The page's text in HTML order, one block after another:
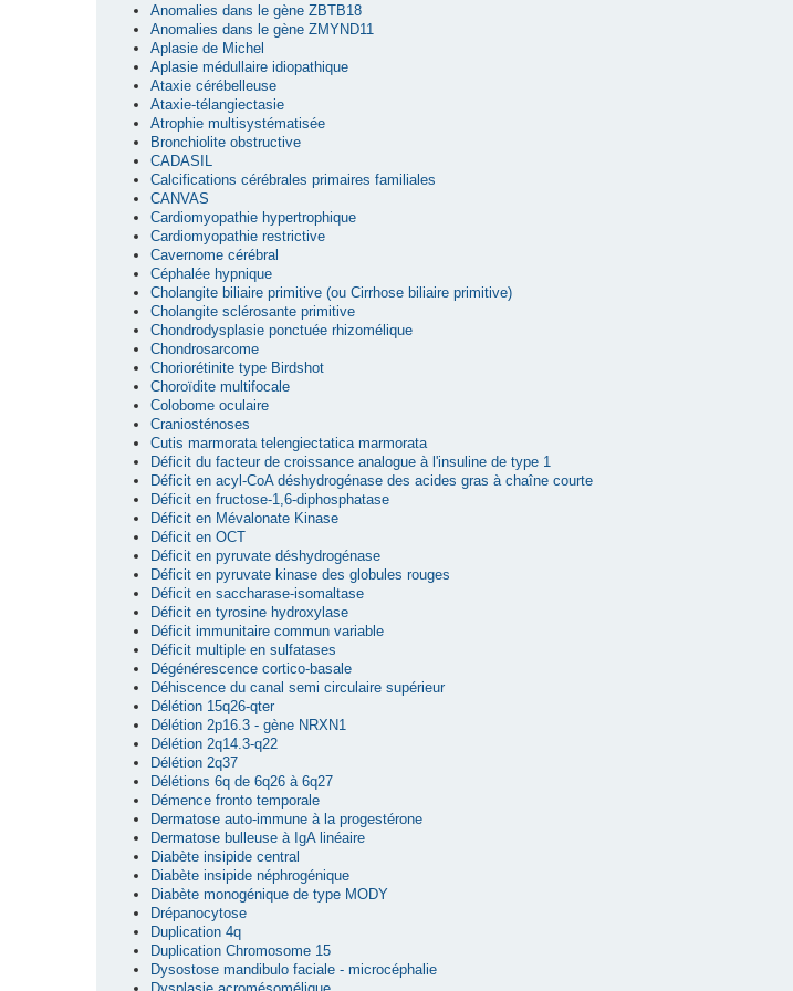
Anomalies dans le gène ZBTB18
Anomalies dans le gène ZMYND11
Aplasie de Michel
Aplasie médullaire idiopathique
Ataxie cérébelleuse
Ataxie-télangiectasie
Atrophie multisystématisée
Bronchiolite obstructive
CADASIL
Calcifications cérébrales primaires familiales
CANVAS
Cardiomyopathie hypertrophique
Cardiomyopathie restrictive
Cavernome cérébral
Céphalée hypnique
Cholangite biliaire primitive (ou Cirrhose biliaire primitive)
Cholangite sclérosante primitive
Chondrodysplasie ponctuée rhizomélique
Chondrosarcome
Choriorétinite type Birdshot
Choroïdite multifocale
Colobome oculaire
Craniosténoses
Cutis marmorata telengiectatica marmorata
Déficit du facteur de croissance analogue à l'insuline de type 1
Déficit en acyl-CoA déshydrogénase des acides gras à chaîne courte
Déficit en fructose-1,6-diphosphatase
Déficit en Mévalonate Kinase
Déficit en OCT
Déficit en pyruvate déshydrogénase
Déficit en pyruvate kinase des globules rouges
Déficit en saccharase-isomaltase
Déficit en tyrosine hydroxylase
Déficit immunitaire commun variable
Déficit multiple en sulfatases
Dégénérescence cortico-basale
Déhiscence du canal semi circulaire supérieur
Délétion 15q26-qter
Délétion 2p16.3 - gène NRXN1
Délétion 2q14.3-q22
Délétion 2q37
Délétions 6q de 6q26 à 6q27
Démence fronto temporale
Dermatose auto-immune à la progestérone
Dermatose bulleuse à IgA linéaire
Diabète insipide central
Diabète insipide néphrogénique
Diabète monogénique de type MODY
Drépanocytose
Duplication 4q
Duplication Chromosome 15
Dysostose mandibulo faciale - microcéphalie